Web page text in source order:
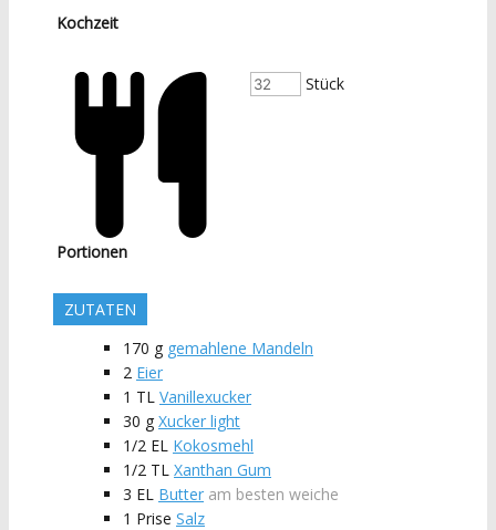
Kochzeit
Portionen
Stück
ZUTATEN
170 g gemahlene Mandeln
2 Eier
1 TL Vanillexucker
30 g Xucker light
1/2 EL Kokosmehl
1/2 TL Xanthan Gum
3 EL Butter am besten weiche
1 Prise Salz